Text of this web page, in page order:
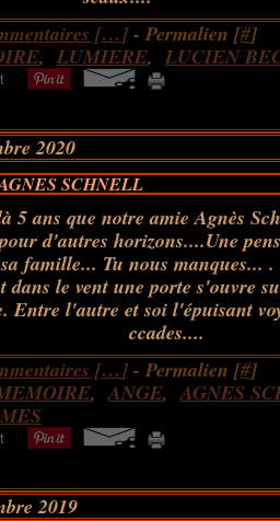
[…]- Permalien [#]
, LUMIERE, LUCIEN
2020
SCHNELL
5 ans que notre amie Agnès
d'autres horizons....Une
famille... Tu nous manques...
dans le vent une porte s'ouvre
Entre l'autre et soi l'épuisant
ccades....
[…]- Permalien [#]
,ANGE,AGNES
2019